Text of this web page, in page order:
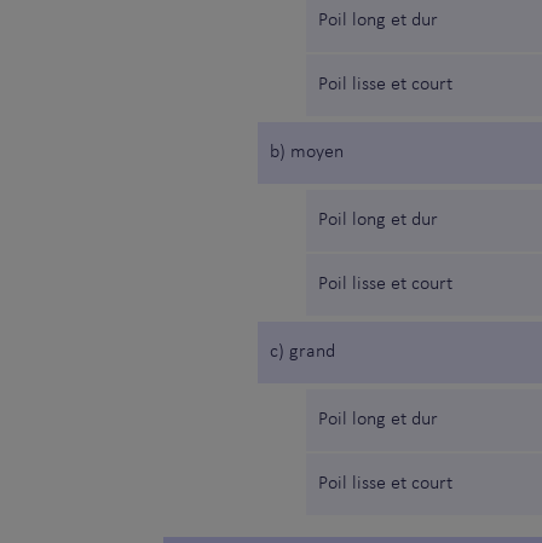
Poil long et dur
Poil lisse et court
b) moyen
Poil long et dur
Poil lisse et court
c) grand
Poil long et dur
Poil lisse et court